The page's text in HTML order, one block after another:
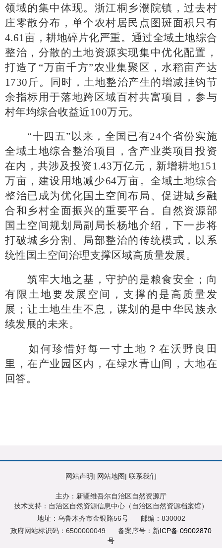
领域的集中体现。浙江桐乡濮院镇，过去村
庄零散分布，单个农村居民点图斑面积只有
4.61亩，耕地碎片化严重。通过全域土地综合
整治，分散的土地资源实现集中优化配置，
打造了“万亩千方”农业集聚区，水稻亩产达
1730斤。同时，土地整治产生的增减挂钩节
余指标用于落地跨区域百村共富项目，参与
村年均综合收益近100万元。
“十四五”以来，全国已有24个省份实施
全域土地综合整治项目，含产业类项目投资
在内，共涉及投资1.43万亿元，新增耕地151
万亩，建设用地减少64万亩。全域土地综合
整治已成为优化国土空间布局、促进城乡融
合和乡村全面振兴的重要平台。自然资源部
国土空间规划局副局长杨地介绍，下一步将
打破城乡分割、局部整治的传统模式，以系
统性国土空间治理支撑区域高质量发展。
筑牢大地之基，守护的是粮食安全；向
有限土地要发展空间，支撑的是高质量发
展；让土地生生不息，谋划的是中华民族永
续发展的未来。
如何珍惜好每一寸土地？在沃野良田
里，在产业园区内，在绿水青山间，大地在
回答。
网站声明| 网站地图| 联系我们
主办：新疆维吾尔自治区自然资源厅
技术支持：自治区自然资源信息中心（自治区自然资源档案馆）
地址：乌鲁木齐市金银路56号
邮编：830002
政府网站标识码：6500000049
备案序号： 新ICP备 09002870
号